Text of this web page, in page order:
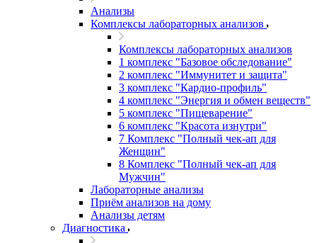
Анализы
Комплексы лабораторных анализов
Комплексы лабораторных анализов
1 комплекс "Базовое обследование"
2 комплекс "Иммунитет и защита"
3 комплекс "Кардио-профиль"
4 комплекс "Энергия и обмен веществ"
5 комплекс "Пищеварение"
6 комплекс "Красота изнутри"
7 Комплекс "Полный чек-ап для
Женщин"
8 Комплекс "Полный чек-ап для
Мужчин"
Лабораторные анализы
Приём анализов на дому
Анализы детям
Диагностика